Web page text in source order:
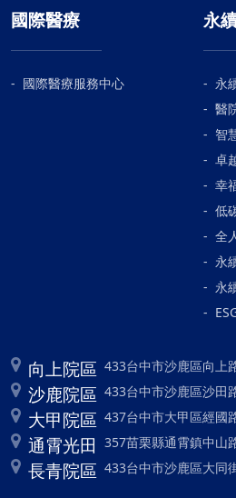
國際醫療
國際醫療服務中心
永
永
醫
智
卓
幸
低
全
永
永
向上院區 433台中市沙鹿區向上
沙鹿院區 433台中市沙鹿區沙田
大甲院區 437台中市大甲區經國
通霄光田 357苗栗縣通霄鎮中山
長青院區 433台中市沙鹿區大同